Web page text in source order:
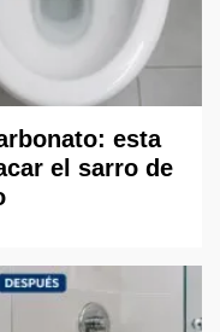
esta
el sarro de